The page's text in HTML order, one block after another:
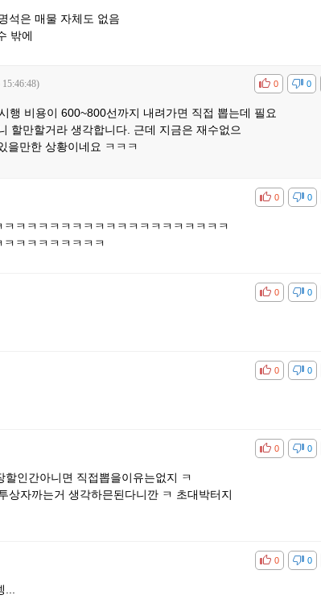
석은 매물 자체도 없음
밖에
비공감 0
0
행 비용이 600~800선까지 내려가면 직접 뽑는데 필요
할만할거라 생각합니다. 근데 지금은 재수없으
을만한 상황이네요 ㅋㅋㅋ
비공감 0
0
ㅋㅋㅋㅋㅋㅋㅋㅋㅋㅋㅋㅋㅋㅋㅋㅋㅋㅋㅋ
ㅋㅋㅋㅋㅋㅋㅋㅋ
비공감 0
0
비공감 0
0
비공감 0
0
인간아니면 직접뽑을이유는없지 ㅋ
상자까는거 생각하믄된다니깐 ㅋ 초대박터지
비공감 0
0